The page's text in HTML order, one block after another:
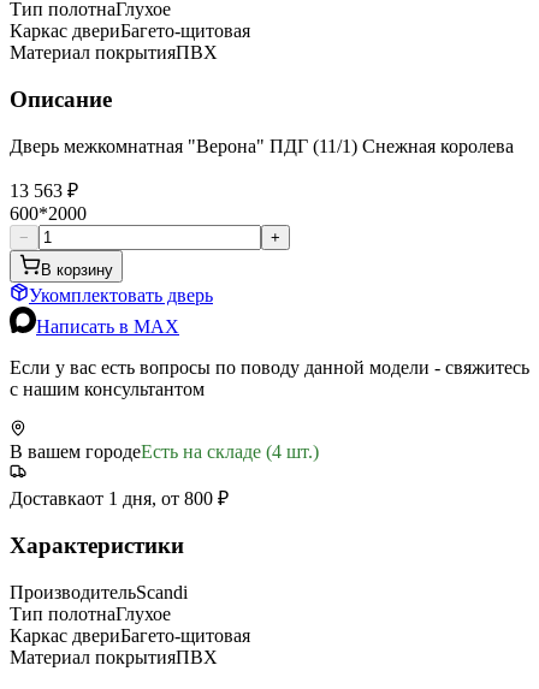
Тип полотнаГлухое
Каркас двериБагето-щитовая
Материал покрытияПВХ
Описание
Дверь межкомнатная "Верона" ПДГ (11/1) Снежная королева
13 563 ₽
600*2000
−
+
В корзину
Укомплектовать дверь
Написать в MAX
Если у вас есть вопросы по поводу данной модели - свяжитесь
с нашим консультантом
В вашем городеЕсть на складе (4 шт.)
Доставкаот 1 дня, от 800 ₽
Характеристики
ПроизводительScandi
Тип полотнаГлухое
Каркас двериБагето-щитовая
Материал покрытияПВХ